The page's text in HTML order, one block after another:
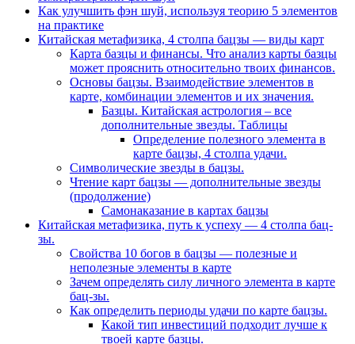
Как улучшить фэн шуй, используя теорию 5 элементов
на практике
Китайская метафизика, 4 столпа бацзы — виды карт
Карта базцы и финансы. Что анализ карты базцы
может прояснить относительно твоих финансов.
Основы бацзы. Взаимодействие элементов в
карте, комбинации элементов и их значения.
Базцы. Китайская астрология – все
дополнительные звезды. Таблицы
Определение полезного элемента в
карте бацзы, 4 столпа удачи.
Символические звезды в бацзы.
Чтение карт бацзы — дополнительные звезды
(продолжение)
Самонаказание в картах бацзы
Китайская метафизика, путь к успеху — 4 столпа бац-
зы.
Свойства 10 богов в бацзы — полезные и
неполезные элементы в карте
Зачем определять силу личного элемента в карте
бац-зы.
Как определить периоды удачи по карте бацзы.
Какой тип инвестиций подходит лучше к
твоей карте базцы.